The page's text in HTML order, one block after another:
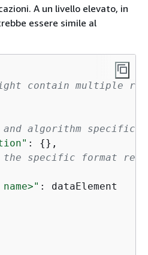
A un livello elevato, in
essere simile al
contain multiple
algorithm specific
: {},
specific format
: dataElement